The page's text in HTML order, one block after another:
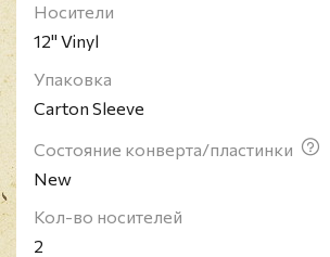
Носители
12" Vinyl
Упаковка
Carton Sleeve
Состояние конверта/пластинки
New
Кол-во носителей
2